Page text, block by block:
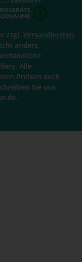
zzgl. Versandkosten
anders
Alle
Preisen auch
Sie uns